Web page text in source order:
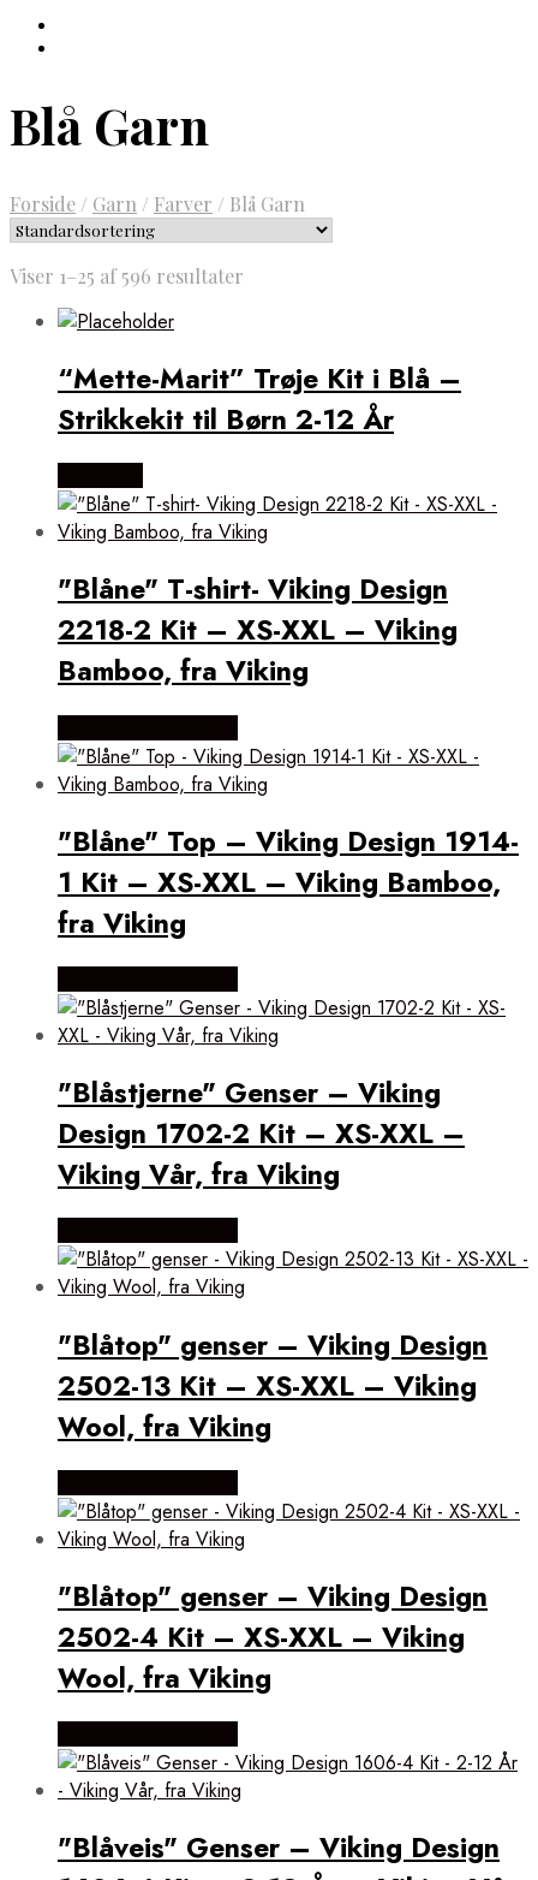
Blå Garn
Forside / Garn / Farver / Blå Garn
Viser 1–25 af 596 resultater
“Mette-Marit” Trøje Kit i Blå –
Strikkekit til Børn 2-12 År
"Blåne" T-shirt- Viking Design
2218-2 Kit – XS-XXL – Viking
Bamboo, fra Viking
"Blåne" Top – Viking Design 1914-
1 Kit – XS-XXL – Viking Bamboo,
fra Viking
"Blåstjerne" Genser – Viking
Design 1702-2 Kit – XS-XXL –
Viking Vår, fra Viking
"Blåtop" genser – Viking Design
2502-13 Kit – XS-XXL – Viking
Wool, fra Viking
"Blåtop" genser – Viking Design
2502-4 Kit – XS-XXL – Viking
Wool, fra Viking
"Blåveis" Genser – Viking Design